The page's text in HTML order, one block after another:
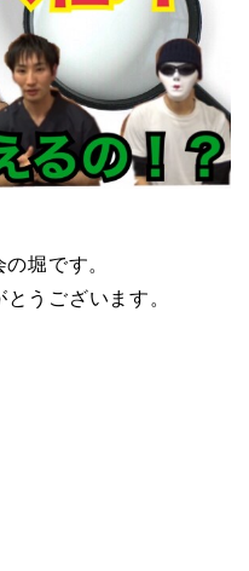
堀です。
うございます。